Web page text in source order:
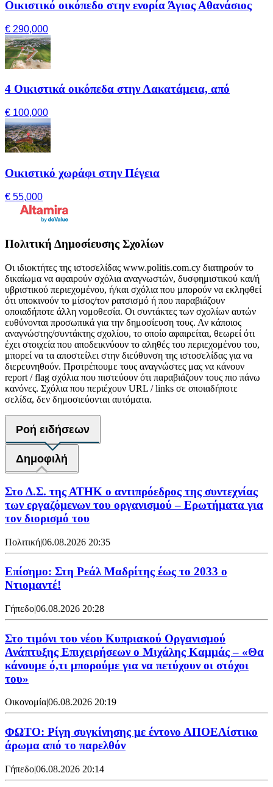
Οικιστικό οικόπεδο στην ενορία Άγιος Αθανάσιος
€ 290,000
4 Οικιστικά οικόπεδα στην Λακατάμεια, από
€ 100,000
Οικιστικό χωράφι στην Πέγεια
€ 55,000
Πολιτική Δημοσίευσης Σχολίων
Οι ιδιοκτήτες της ιστοσελίδας www.politis.com.cy διατηρούν το
δικαίωμα να αφαιρούν σχόλια αναγνωστών, δυσφημιστικού και/ή
υβριστικού περιεχομένου, ή/και σχόλια που μπορούν να εκληφθεί
ότι υποκινούν το μίσος/τον ρατσισμό ή που παραβιάζουν
οποιαδήποτε άλλη νομοθεσία. Οι συντάκτες των σχολίων αυτών
ευθύνονται προσωπικά για την δημοσίευση τους. Αν κάποιος
αναγνώστης/συντάκτης σχολίου, το οποίο αφαιρείται, θεωρεί ότι
έχει στοιχεία που αποδεικνύουν το αληθές του περιεχομένου του,
μπορεί να τα αποστείλει στην διεύθυνση της ιστοσελίδας για να
διερευνηθούν. Προτρέπουμε τους αναγνώστες μας να κάνουν
report / flag σχόλια που πιστεύουν ότι παραβιάζουν τους πιο πάνω
κανόνες. Σχόλια που περιέχουν URL / links σε οποιαδήποτε
σελίδα, δεν δημοσιεύονται αυτόματα.
Ροή ειδήσεων
Δημοφιλή
Στο Δ.Σ. της ΑΤΗΚ ο αντιπρόεδρος της συντεχνίας
των εργαζόμενων του οργανισμού – Ερωτήματα για
τον διορισμό του
Πολιτική|06.08.2026 20:35
Επίσημο: Στη Ρεάλ Μαδρίτης έως το 2033 ο
Ντιομαντέ!
Γήπεδο|06.08.2026 20:28
Στο τιμόνι του νέου Κυπριακού Οργανισμού
Ανάπτυξης Επιχειρήσεων ο Μιχάλης Καμμάς – «Θα
κάνουμε ό,τι μπορούμε για να πετύχουν οι στόχοι
του»
Οικονομία|06.08.2026 20:19
ΦΩΤΟ: Ρίγη συγκίνησης με έντονο ΑΠΟΕΛίστικο
άρωμα από το παρελθόν
Γήπεδο|06.08.2026 20:14